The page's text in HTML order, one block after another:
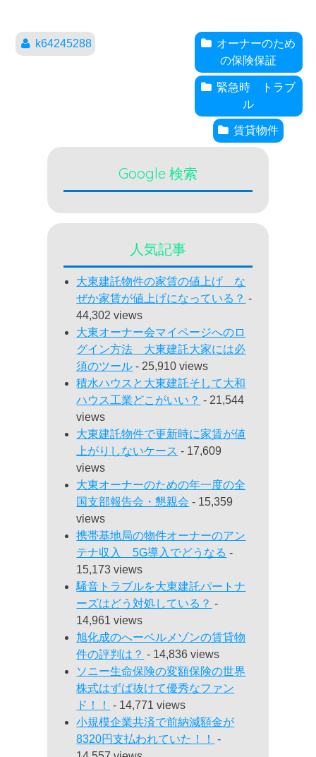
k64245288
オーナーのため
の保険保証
緊急時 トラブ
ル
賃貸物件
Google 検索
人気記事
大東建託物件の家賃の値上げ な
ぜか家賃が値上げになっている？ -
44,302 views
大東オーナー会マイページへのロ
グイン方法 大東建託大家には必
須のツール - 25,910 views
積水ハウスと大東建託そして大和
ハウス工業どこがいい？ - 21,544
views
大東建託物件で更新時に家賃が値
上がりしないケース - 17,609
views
大東オーナーのための年一度の全
国支部報告会・懇親会 - 15,359
views
携帯基地局の物件オーナーのアン
テナ収入 5G導入でどうなる -
15,173 views
騒音トラブルを大東建託パートナ
ーズはどう対処している？ -
14,961 views
旭化成のへーベルメゾンの賃貸物
件の評判は？ - 14,836 views
ソニー生命保険の変額保険の世界
株式はずば抜けて優秀なファン
ド！！
- 14,771 views
小規模企業共済で前納減額金が
8320円支払われていた！！
-